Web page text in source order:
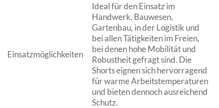
Einsatzmöglichkeiten
Ideal für den Einsatz im
Handwerk, Bauwesen,
Gartenbau, in der Logistik und
bei allen Tätigkeiten im Freien,
bei denen hohe Mobilität und
Robustheit gefragt sind. Die
Shorts eignen sich hervorragend
für warme Arbeitstemperaturen
und bieten dennoch ausreichend
Schutz.